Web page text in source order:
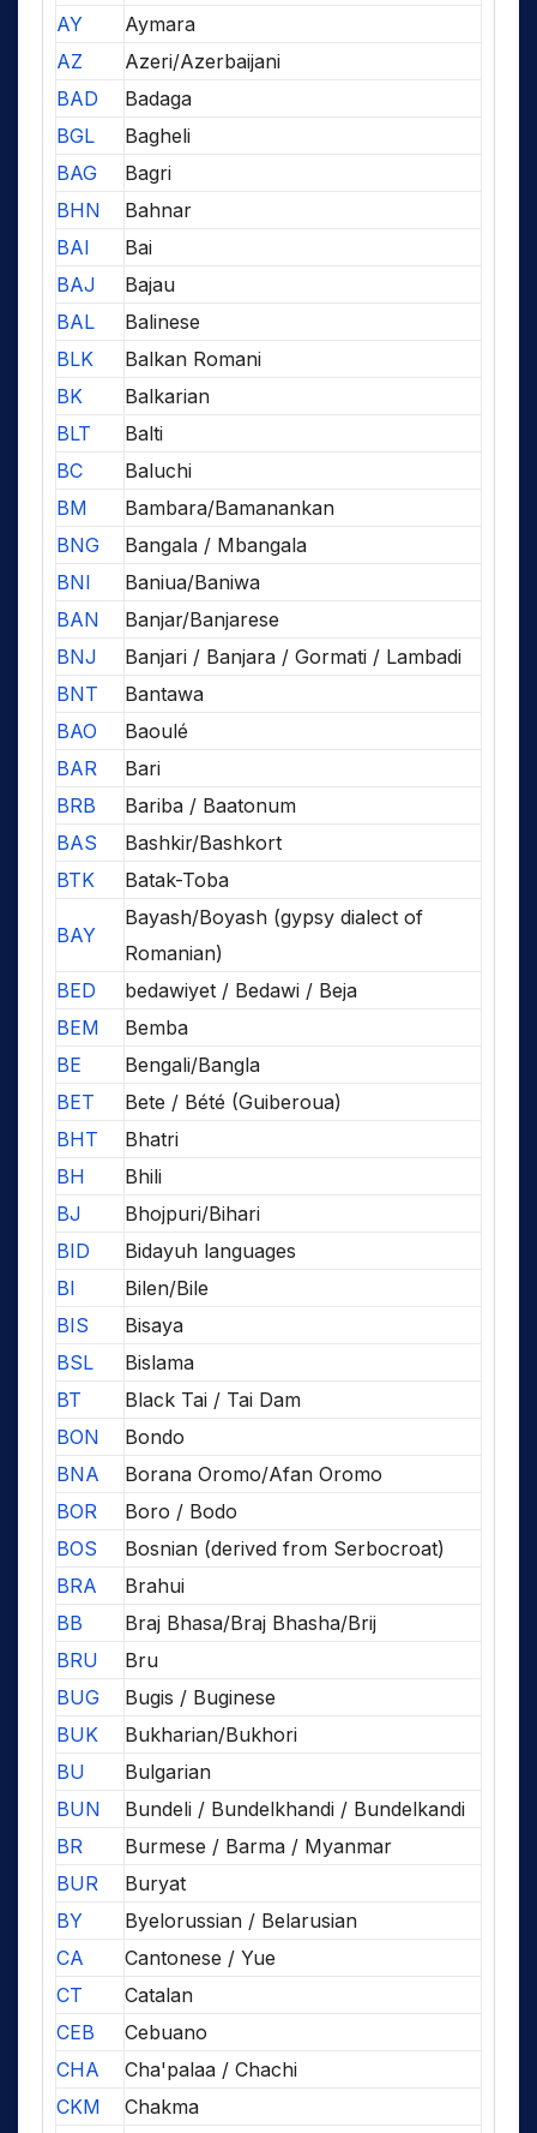
AY
Aymara
AZ
Azeri/Azerbaijani
BAD
Badaga
BGL
Bagheli
BAG
Bagri
BHN
Bahnar
BAI
Bai
BAJ
Bajau
BAL
Balinese
BLK
Balkan Romani
BK
Balkarian
BLT
Balti
BC
Baluchi
BM
Bambara/Bamanankan
BNG
Bangala / Mbangala
BNI
Baniua/Baniwa
BAN
Banjar/Banjarese
BNJ
Banjari / Banjara / Gormati / Lambadi
BNT
Bantawa
BAO
Baoulé
BAR
Bari
BRB
Bariba / Baatonum
BAS
Bashkir/Bashkort
BTK
Batak-Toba
BAY
Bayash/Boyash (gypsy dialect of
Romanian)
BED
bedawiyet / Bedawi / Beja
BEM
Bemba
BE
Bengali/Bangla
BET
Bete / Bété (Guiberoua)
BHT
Bhatri
BH
Bhili
BJ
Bhojpuri/Bihari
BID
Bidayuh languages
BI
Bilen/Bile
BIS
Bisaya
BSL
Bislama
BT
Black Tai / Tai Dam
BON
Bondo
BNA
Borana Oromo/Afan Oromo
BOR
Boro / Bodo
BOS
Bosnian (derived from Serbocroat)
BRA
Brahui
BB
Braj Bhasa/Braj Bhasha/Brij
BRU
Bru
BUG
Bugis / Buginese
BUK
Bukharian/Bukhori
BU
Bulgarian
BUN
Bundeli / Bundelkhandi / Bundelkandi
BR
Burmese / Barma / Myanmar
BUR
Buryat
BY
Byelorussian / Belarusian
CA
Cantonese / Yue
CT
Catalan
CEB
Cebuano
CHA
Cha'palaa / Chachi
CKM
Chakma